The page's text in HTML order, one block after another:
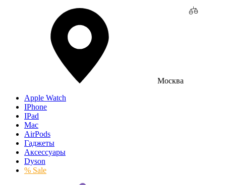
Москва
Apple Watch
IPhone
IPad
Mac
AirPods
Гаджеты
Аксессуары
Dyson
% Sale